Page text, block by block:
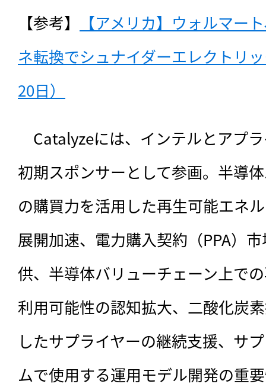
【参考】
【アメリカ】ウォルマー
ネ転換でシュナイダーエレクトリ
20日）
Catalyzeには、インテルとアプ
初期スポンサーとして参画。半導
の購買力を活用した再生可能エネ
展開加速、電力購入契約（PPA）
供、半導体バリューチェーン上で
利用可能性の認知拡大、二酸化炭
したサプライヤーの継続支援、サ
ムで使用する運用モデル開発の重